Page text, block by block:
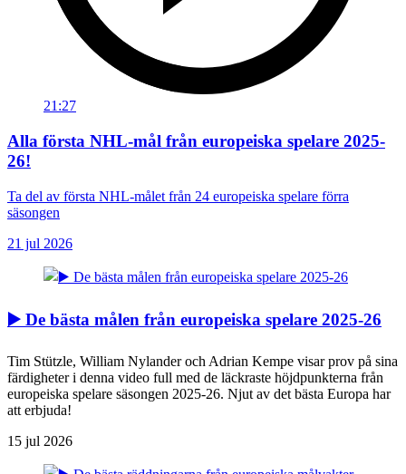
21:27
Alla första NHL-mål från europeiska spelare 2025-
26!
Ta del av första NHL-målet från 24 europeiska spelare förra
säsongen
21 jul 2026
▶️ De bästa målen från europeiska spelare 2025-26
Tim Stützle, William Nylander och Adrian Kempe visar prov på sina
färdigheter i denna video full med de läckraste höjdpunkterna från
europeiska spelare säsongen 2025-26. Njut av det bästa Europa har
att erbjuda!
15 jul 2026